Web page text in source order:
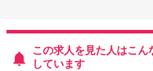
この求人を見た人はこん
しています